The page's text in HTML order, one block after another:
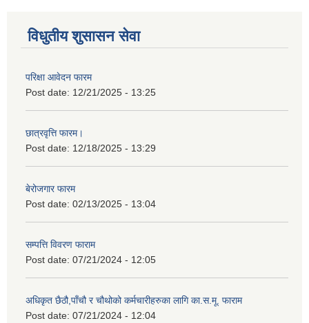
विधुतीय शुसासन सेवा
परिक्षा आवेदन फारम
Post date: 12/21/2025 - 13:25
छात्रवृत्ति फारम।
Post date: 12/18/2025 - 13:29
बेरोजगार फारम
Post date: 02/13/2025 - 13:04
सम्पत्ति विवरण फाराम
Post date: 07/21/2024 - 12:05
अधिकृत छैठौ,पाँचौ र चौथोको कर्मचारीहरुका लागि का.स.मू. फाराम
Post date: 07/21/2024 - 12:04